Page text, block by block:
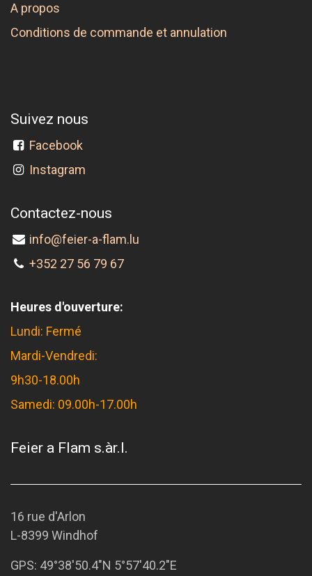
A propos
Conditions de commande et annulation
Suivez nous
Facebook
Instagram
Contactez-nous
info@feier-a-flam.lu
+352 27 56 79 67
Heures d'ouverture:
Lundi: Fermé
Mardi-Vendredi:
9h30-18.00h
Samedi: 09.00h-17.00h
Feier a Flam s.àr.l.
16 rue d'Arlon
L-8399 Windhof
GPS: 49°38'50.4"N 5°57'40.2"E